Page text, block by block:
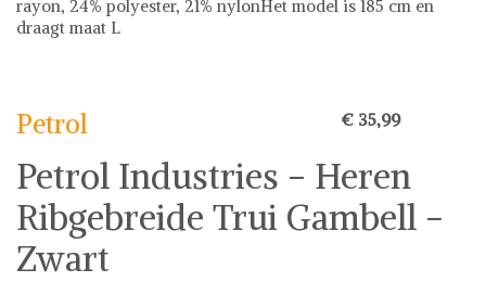
rayon, 24% polyester, 21% nylonHet model is 185 cm en
draagt maat L
Petrol € 35,99
Petrol Industries - Heren
Ribgebreide Trui Gambell -
Zwart